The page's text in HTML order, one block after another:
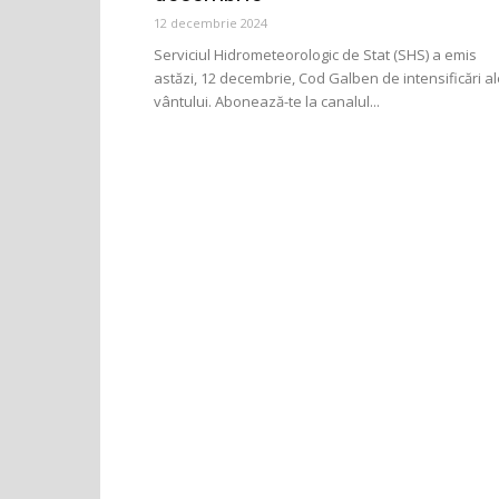
12 decembrie 2024
Serviciul Hidrometeorologic de Stat (SHS) a emis
astăzi, 12 decembrie, Cod Galben de intensificări
vântului. Abonează-te la canalul...